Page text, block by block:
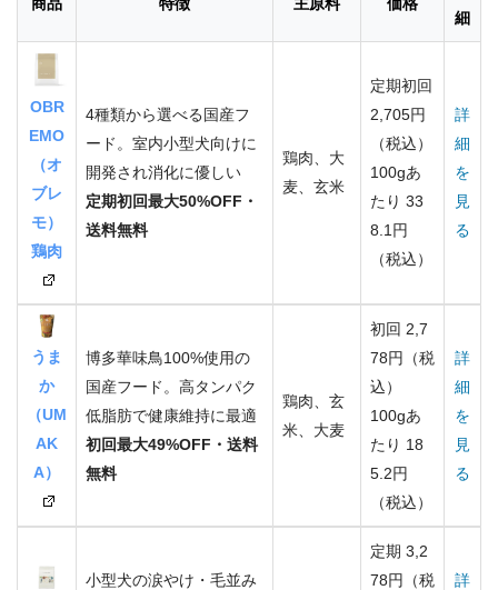
細
OBR
EMO
（オ
ブレ
モ）
鶏肉
4種類から選べる国産フ
ード。室内小型犬向けに
開発され消化に優しい
定期初回最大50%OFF・
送料無料
鶏肉、大
麦、玄米
定期初回
2,705円
（税込）
100gあ
たり 33
8.1円
（税込）
詳
細
を
見
る
うま
か
（UM
AK
A）
博多華味鳥100%使用の
国産フード。高タンパク
低脂肪で健康維持に最適
初回最大49%OFF・送料
無料
鶏肉、玄
米、大麦
初回 2,7
78円（税
込）
100gあ
たり 18
5.2円
（税込）
詳
細
を
見
る
小型犬の涙やけ・毛並み
定期 3,2
78円（税
詳